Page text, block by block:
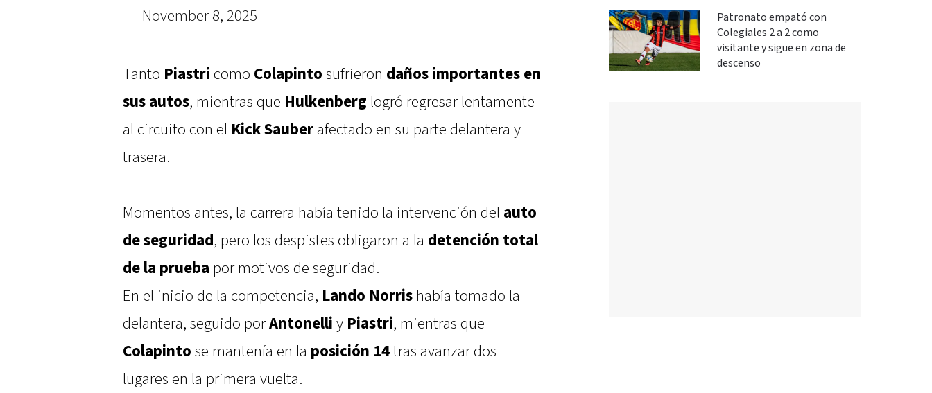
November 8, 2025
Tanto Piastri como Colapinto sufrieron daños importantes en
sus autos, mientras que Hulkenberg logró regresar lentamente
al circuito con el Kick Sauber afectado en su parte delantera y
trasera.
Momentos antes, la carrera había tenido la intervención del auto
de seguridad, pero los despistes obligaron a la detención total
de la prueba por motivos de seguridad.
En el inicio de la competencia, Lando Norris había tomado la
delantera, seguido porAntonelli y Piastri, mientras que
Colapinto se mantenía en la posición 14tras avanzar dos
lugares en la primera vuelta.
Patronato empató con
Colegiales 2 a 2 como
visitante y sigue en zona de
descenso